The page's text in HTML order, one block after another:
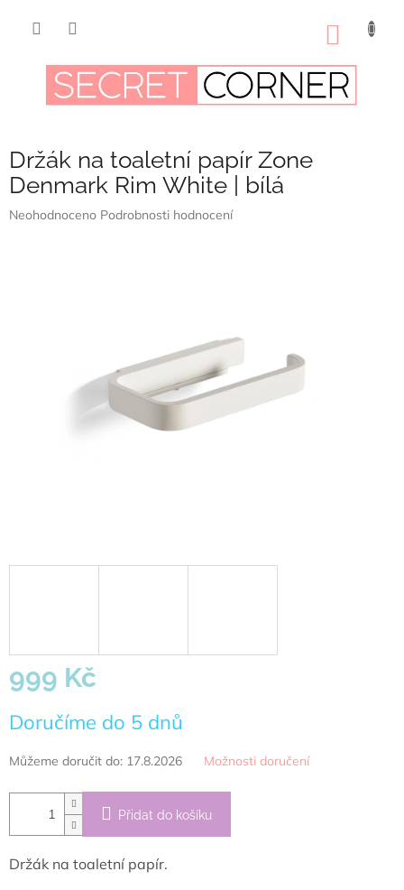
Držák na toaletní papír Zone
Denmark Rim White | bílá
Průměrné
Neohodnoceno Podrobnosti hodnocení
999 Kč
cena:
Doručíme do 5 dnů
Můžeme doručit do: 17.8.2026 Možnosti doručení
Přidat do košíku
Držák na toaletní papír.